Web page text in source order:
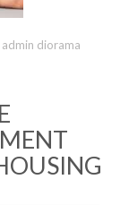
admin diorama